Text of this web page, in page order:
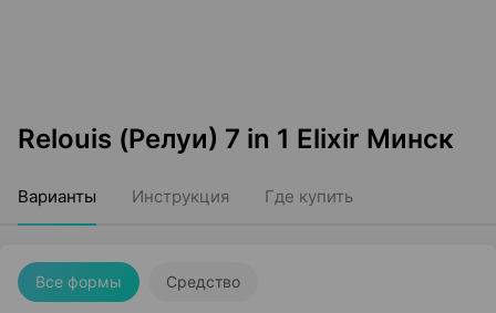
Relouis (Релуи) 7 in 1 Elixir Минск
Варианты Инструкция Где купить
Все формы Средство